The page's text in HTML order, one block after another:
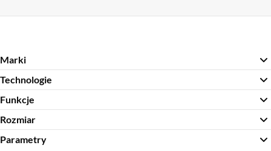
Marki
Technologie
Funkcje
Rozmiar
Parametry